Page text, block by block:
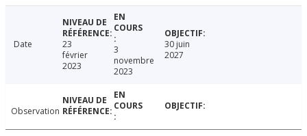
Date
23
février
2023
3
novembre
2023
30 juin
2027
Observation